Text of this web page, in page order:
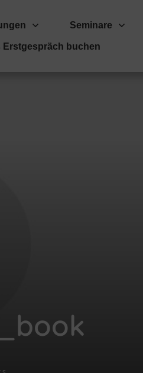
Seminare
Erstgespräch buchen